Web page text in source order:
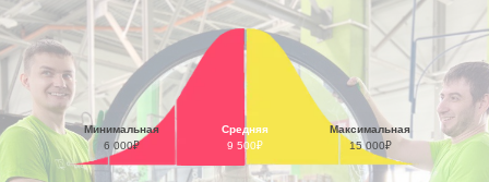
Минимальная
6 000₽
Средняя
9 500₽
Максимальная
15 000₽